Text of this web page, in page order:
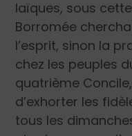
laïques, sous
Borromée
l’esprit, sinon la
chez les peuples
quatrième
d’exhorter les
tous les